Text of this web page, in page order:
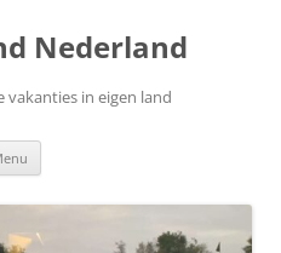
Nederland
vakanties in eigen land